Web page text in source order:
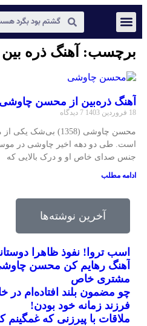
برچسب: آهنگ ذره بین
آهنگ ذره‌بین از محسن چاوشی
18 فروردین 1403 7 دیدگاه
محسن چاوشی (1358)
است. طی دو دهه اخیر چاوشی در
جنس صدای خاص او و درک بالایی که
ادامه مطلب
آخرین نوشته‌ها
اسب تروا! نفوذ ظاهرا
آهنگ رهایم کن محسن
مشتری خاص
چو مضمون بلند افتاده‌ام در
فرزند زمانه خود بودن!
ملاقات با پیرزنی که غمگینم